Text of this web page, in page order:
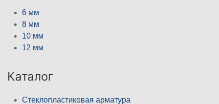
6 мм
8 мм
10 мм
12 мм
Каталог
Стеклопластиковая арматура